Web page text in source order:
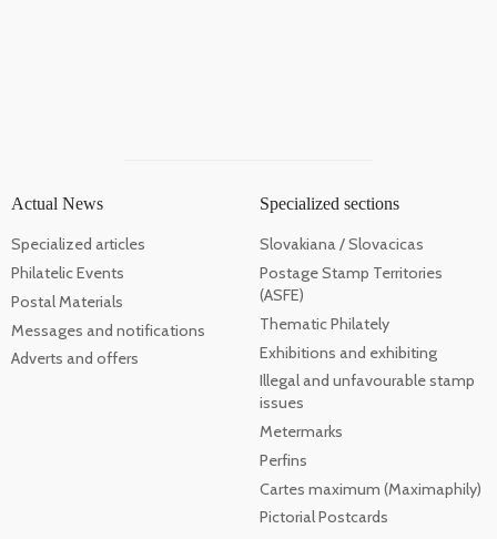
Actual News
Specialized articles
Philatelic Events
Postal Materials
Messages and notifications
Adverts and offers
Specialized sections
Slovakiana / Slovacicas
Postage Stamp Territories
(ASFE)
Thematic Philately
Exhibitions and exhibiting
Illegal and unfavourable stamp
issues
Metermarks
Perfins
Cartes maximum (Maximaphily)
Pictorial Postcards